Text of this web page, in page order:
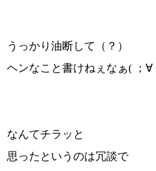
うっかり油断して（？）
ヘンなこと書けねぇなぁ( ；∀
なんてチラッと
思ったというのは冗談で